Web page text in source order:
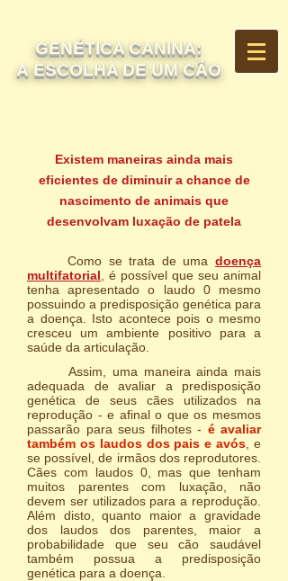
GENÉTICA CANINA:
A ESCOLHA DE UM CÃO
Existem maneiras ainda mais
eficientes de diminuir a chance de
nascimento de animais que
desenvolvam luxação de patela
Como se trata de uma doença
multifatorial , é possível que seu animal
tenha apresentado o laudo 0 mesmo
possuindo a predisposição genética para
a doença. Isto acontece pois o mesmo
cresceu um ambiente positivo para a
saúde da articulação.
Assim, uma maneira ainda mais
adequada de avaliar a predisposição
genética de seus cães utilizados na
reprodução - e afinal o que os mesmos
passarão para seus filhotes - é avaliar
também os laudos dos pais e avós , e
se possível, de irmãos dos reprodutores.
Cães com laudos 0, mas que tenham
muitos parentes com luxação, não
devem ser utilizados para a reprodução.
Além disto, quanto maior a gravidade
dos laudos dos parentes, maior a
probabilidade que seu cão saudável
também possua a predisposição
genética para a doença.